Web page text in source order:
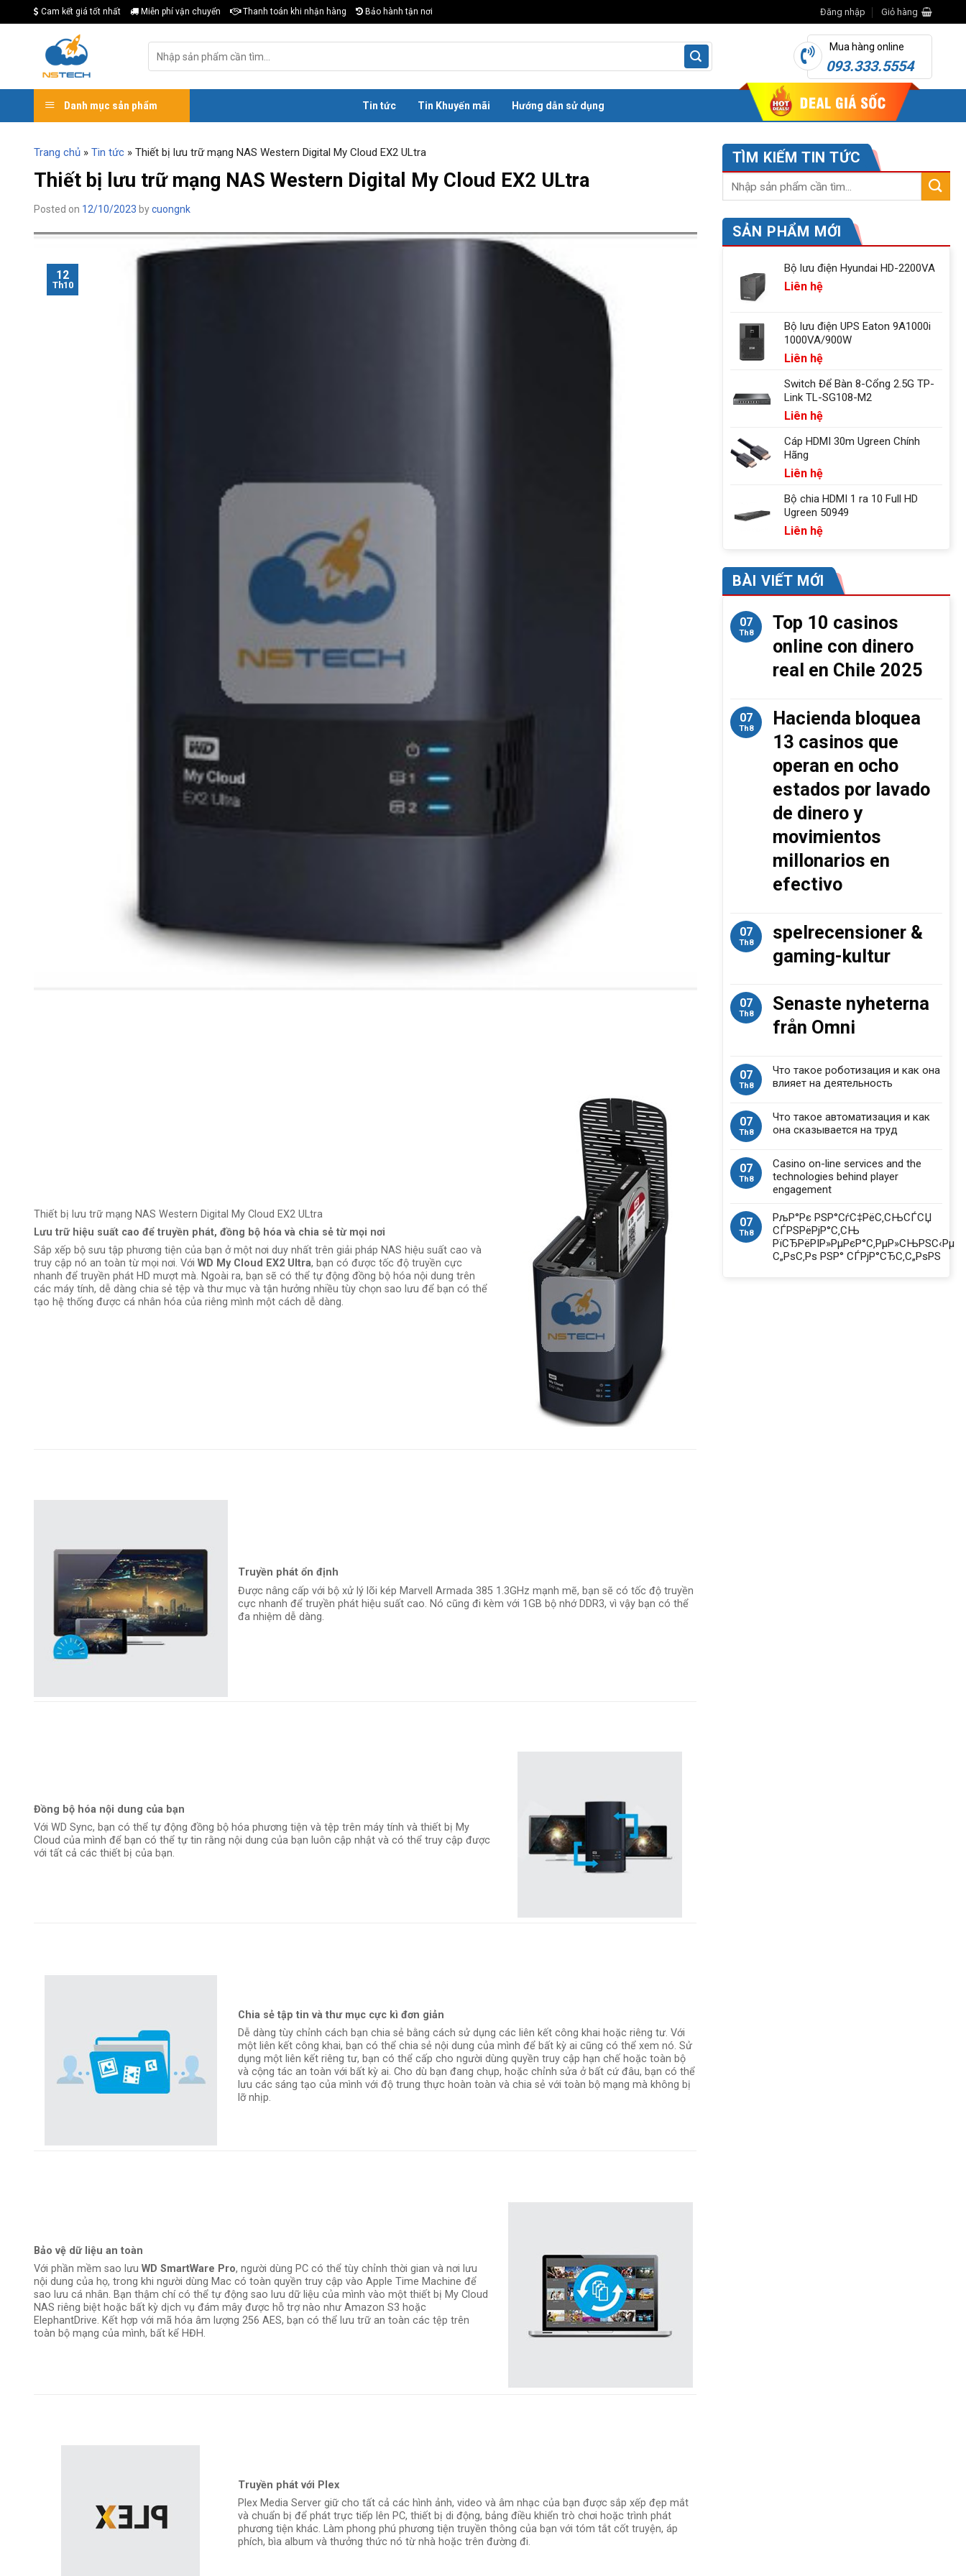
to
Cam kết giá tốt nhất Miễn phí vận chuyển Thanh toán khi nhận hàng Bảo hành tận nơi Đăng nhập Giỏ hàng
kiếm:
Mua hàng online
093.333.5554
Danh mục sản phẩm Tin tức Tin Khuyến mãi Hướng dẫn sử dụng
Trang chủ » Tin tức » Thiết bị lưu trữ mạng NAS Western Digital My Cloud EX2 ULtra
Thiết bị lưu trữ mạng NAS Western Digital My Cloud EX2 ULtra
Posted on 12/10/2023 bycuongnk
12
Th10
Thiết bị lưu trữ mạng NAS Western Digital My Cloud EX2 ULtra
Lưu trữ hiệu suất cao để truyền phát, đồng bộ hóa và chia sẻ từ mọi nơi
Sắp xếp bộ sưu tập phương tiện của bạn ở một nơi duy nhất trên giải pháp NAS hiệu suất cao và
truy cập nó an toàn từ mọi nơi. Với WD My Cloud EX2 Ultra, bạn có được tốc độ truyền cực
nhanh để truyền phát HD mượt mà. Ngoài ra, bạn sẽ có thể tự động đồng bộ hóa nội dung trên
các máy tính, dễ dàng chia sẻ tệp và thư mục và tận hưởng nhiều tùy chọn sao lưu để bạn có thể
tạo hệ thống được cá nhân hóa của riêng mình một cách dễ dàng.
Truyền phát ổn định
Được nâng cấp với bộ xử lý lõi kép Marvell Armada 385 1.3GHz mạnh mẽ, bạn sẽ có tốc độ truyền
cực nhanh để truyền phát hiệu suất cao. Nó cũng đi kèm với 1GB bộ nhớ DDR3, vì vậy bạn có thể
đa nhiệm dễ dàng.
Đồng bộ hóa nội dung của bạn
Với WD Sync, bạn có thể tự động đồng bộ hóa phương tiện và tệp trên máy tính và thiết bị My
Cloud của mình để bạn có thể tự tin rằng nội dung của bạn luôn cập nhật và có thể truy cập được
với tất cả các thiết bị của bạn.
Chia sẻ tập tin và thư mục cực kì đơn giản
Dễ dàng tùy chỉnh cách bạn chia sẻ bằng cách sử dụng các liên kết công khai hoặc riêng tư. Với
một liên kết công khai, bạn có thể chia sẻ nội dung của mình để bất kỳ ai cũng có thể xem nó. Sử
dụng một liên kết riêng tư, bạn có thể cấp cho người dùng quyền truy cập hạn chế hoặc toàn bộ
và cộng tác an toàn với bất kỳ ai. Cho dù bạn đang chụp, hoặc chỉnh sửa ở bất cứ đâu, bạn có thể
lưu các sáng tạo của mình với độ trung thực hoàn toàn và chia sẻ với toàn bộ mạng mà không bị
lỡ nhịp.
Bảo vệ dữ liệu an toàn
Với phần mềm sao lưu WD SmartWare Pro, người dùng PC có thể tùy chỉnh thời gian và nơi lưu
nội dung của họ, trong khi người dùng Mac có toàn quyền truy cập vào Apple Time Machine để
sao lưu cá nhân. Bạn thậm chí có thể tự động sao lưu dữ liệu của mình vào một thiết bị My Cloud
NAS riêng biệt hoặc bất kỳ dịch vụ đám mây được hỗ trợ nào như Amazon S3 hoặc
ElephantDrive. Kết hợp với mã hóa âm lượng 256 AES, bạn có thể lưu trữ an toàn các tệp trên
toàn bộ mạng của mình, bất kể HĐH.
Truyền phát với Plex
Plex Media Server giữ cho tất cả các hình ảnh, video và âm nhạc của bạn được sắp xếp đẹp mắt
và chuẩn bị để phát trực tiếp lên PC, thiết bị di động, bảng điều khiển trò chơi hoặc trình phát
phương tiện khác. Làm phong phú phương tiện truyền thông của bạn với tóm tắt cốt truyện, áp
phích, bìa album và thưởng thức nó từ nhà hoặc trên đường đi.
TÌM KIẾM TIN TỨC
SẢN PHẨM MỚI
Bộ lưu điện Hyundai HD-2200VA
Liên hệ
Bộ lưu điện UPS Eaton 9A1000i
1000VA/900W
Liên hệ
Switch Để Bàn 8-Cổng 2.5G TP-
Link TL-SG108-M2
Liên hệ
Cáp HDMI 30m Ugreen Chính
Hãng
Liên hệ
Bộ chia HDMI 1 ra 10 Full HD
Ugreen 50949
Liên hệ
BÀI VIẾT MỚI
07
Th8
Top 10 casinos
online con dinero
real en Chile 2025
07
Th8
Hacienda bloquea
13 casinos que
operan en ocho
estados por lavado
de dinero y
movimientos
millonarios en
efectivo
07
Th8
spelrecensioner &
gaming-kultur
07
Th8
Senaste nyheterna
från Omni
07
Th8
Что такое роботизация и как она
влияет на деятельность
07
Th8
Что такое автоматизация и как
она сказывается на труд
07
Th8
Casino on-line services and the
technologies behind player
engagement
07
Th8
РљР°Рє РЅР°СѓС‡РёС‚СЊСЃСЏ
СЃРЅРёРјР°С‚СЊ
РїСЂРёРІР»РµРєР°С‚РµР»СЊРЅС‹Рµ
С„РѕС‚Рѕ РЅР° СЃРјР°СЂС‚С„РѕРЅ